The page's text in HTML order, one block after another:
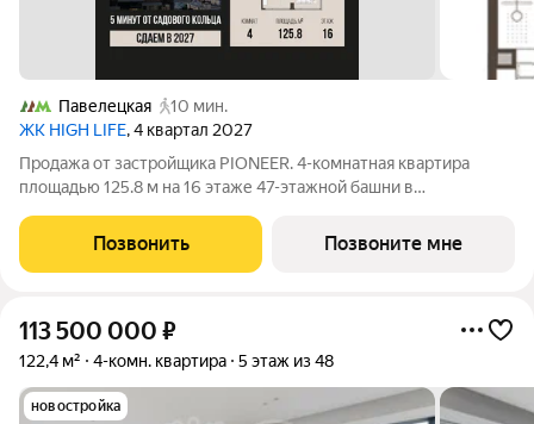
Павелецкая
10 мин.
ЖК HIGH LIFE, 4 квартал 2027
Продажа от застройщика PIONEER. 4-комнатная квартира
площадью 125.8 м на 16 этаже 47-этажной башни в
Замоскворечья. Жилой комплекс всего в 5 минутах от
Садового кольца. Архитектура от бюро ADM
Позвонить Позвоните мне
113 500 000 ₽
122,4 м² 4-комн. квартира 5 этаж из 48
новостройка